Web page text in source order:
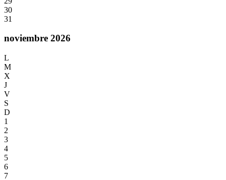
30
31
noviembre 2026
L
M
X
J
V
S
D
1
2
3
4
5
6
7